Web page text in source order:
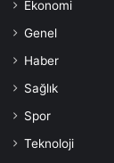
Ekonomi
Genel
Haber
Sağlık
Spor
Teknoloji